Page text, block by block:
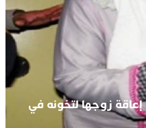
زوجها لتخونه في